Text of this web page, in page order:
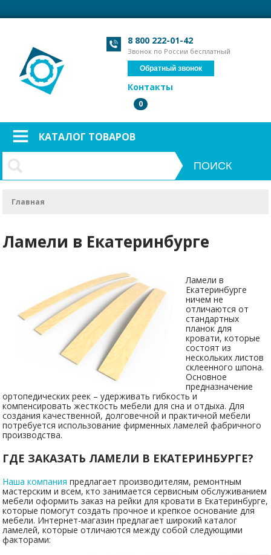
8 800 222-01-42
Звонок по России бесплатный
Обратный звонок
Контакты
0
КАТАЛОГ ТОВАРОВ
Главная
Ламели в Екатеринбурге
Ламели в
Екатеринбурге
ничем не
отличаются от
стандартных
планок для
кровати, которые
состоят из
нескольких листов
склеенного шпона.
Основное
предназначение
ортопедических реек – удерживать гибкость и
компенсировать жесткость мебели для сна и отдыха. Для
создания качественной, долговечной и практичной мебели
потребуется использование фирменных ламелей фабричного
производства.
ГДЕ ЗАКАЗАТЬ ЛАМЕЛИ В ЕКАТЕРИНБУРГЕ?
Наша компания предлагает производителям, ремонтным
мастерским и всем, кто занимается сервисным обслуживанием
мебели оформить заказ на рейки для кровати в Екатеринбурге,
которые помогут создать прочное и крепкое основание для
мебели. Интернет-магазин предлагает широкий каталог
ламелей, которые отличаются между собой следующими
факторами: